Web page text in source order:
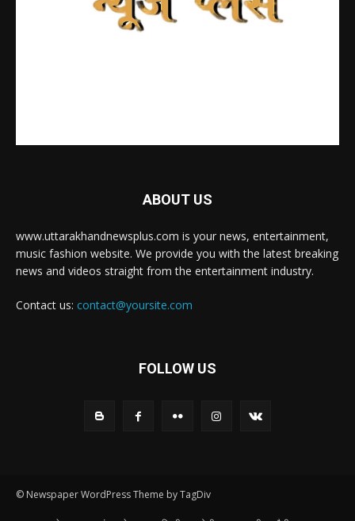
ABOUT US
www.uttarakhandnewsplus.com is your news, entertainment,
music fashion website. We provide you with the latest breaking
news and videos straight from the entertainment industry.
Contact us: contact@yoursite.com
FOLLOW US
© Newspaper WordPress Theme by TagDiv